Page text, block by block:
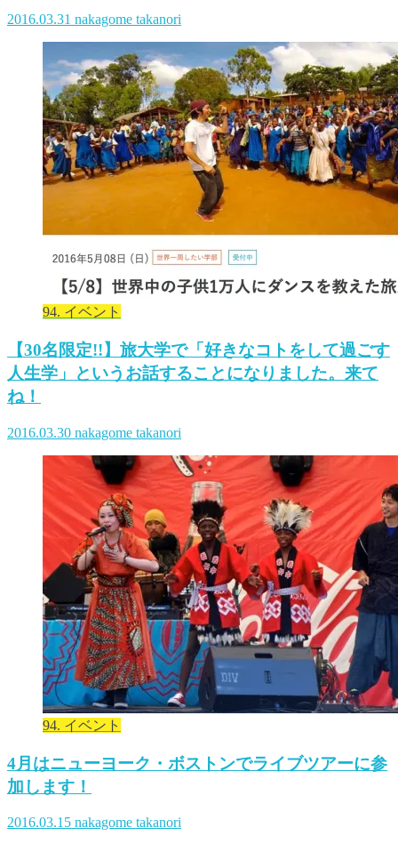
2016.03.31 nakagome takanori
94. イベント
【30名限定!!】旅大学で「好きなコトをして過ごす
人生学」というお話することになりました。来て
ね！
2016.03.30 nakagome takanori
94. イベント
4月はニューヨーク・ボストンでライブツアーに参
加します！
2016.03.15 nakagome takanori